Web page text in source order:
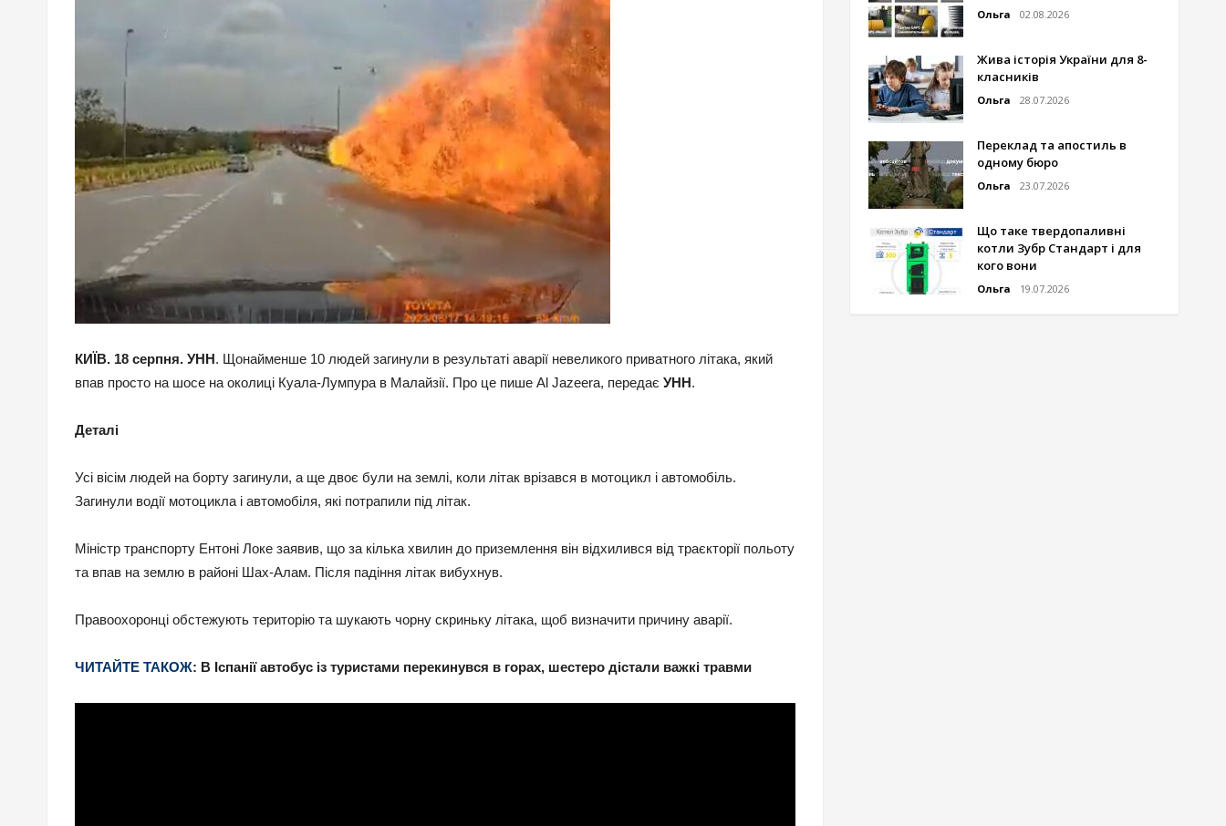
КИЇВ. 18 серпня. УНН. Щонайменше 10 людей загинули в результаті аварії невеликого приватного літака, який
впав просто на шосе на околиці Куала-Лумпура в Малайзії. Про це пише Al Jazeera, передає УНН.
Деталі
Усі вісім людей на борту загинули, а ще двоє були на землі, коли літак врізався в мотоцикл і автомобіль.
Загинули водії мотоцикла і автомобіля, які потрапили під літак.
Міністр транспорту Ентоні Локе заявив, що за кілька хвилин до приземлення він відхилився від траєкторії польоту
та впав на землю в районі Шах-Алам. Після падіння літак вибухнув.
Правоохоронці обстежують територію та шукають чорну скриньку літака, щоб визначити причину аварії.
ЧИТАЙТЕ ТАКОЖ: В Іспанії автобус із туристами перекинувся в горах, шестеро дістали важкі травми
Ольга 02.08.2026
Жива історія України для 8-
класників
Ольга 28.07.2026
Переклад та апостиль в
одному бюро
Ольга 23.07.2026
Що таке твердопаливні
котли Зубр Стандарт і для
кого вони
Ольга 19.07.2026